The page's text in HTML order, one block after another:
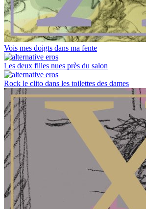
Vois mes doigts dans ma fente
Les deux filles nues près du salon
Rock le clito dans les toilettes des dames